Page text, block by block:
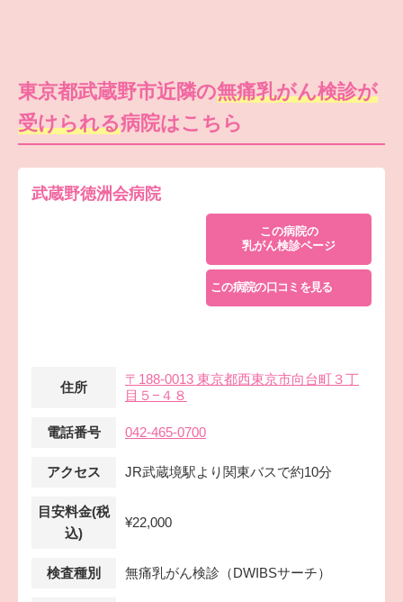
東京都武蔵野市近隣の無痛乳がん検診が
受けられる病院はこちら
武蔵野徳洲会病院
この病院の
乳がん検診ページ
この病院の口コミを見る
住所
〒188-0013 東京都西東京市向台町３丁
目５−４８
電話番号 042-465-0700
アクセス JR武蔵境駅より関東バスで約10分
目安料金(税
込)
¥22,000
検査種別 無痛乳がん検診（DWIBSサーチ）